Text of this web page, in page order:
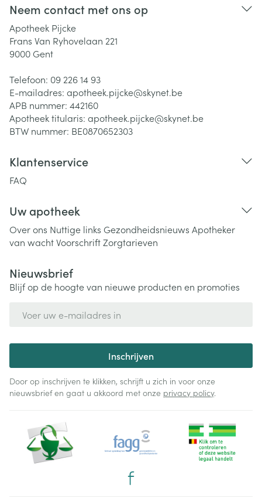
Neem contact met ons op
Apotheek Pijcke
Frans Van Ryhovelaan 221
9000 Gent
Telefoon: 09 226 14 93
E-mailadres: apotheek.pijcke@skynet.be
APB nummer: 442160
Apotheek titularis: apotheek.pijcke@skynet.be
BTW nummer: BE0870652303
Klantenservice
FAQ
Uw apotheek
Over ons Nuttige links Gezondheidsnieuws Apotheker
van wachtVoorschriftZorgtarieven
Nieuwsbrief
Blijf op de hoogte van nieuwe producten en promoties
Inschrijven
Door op inschrijven te klikken, schrijft u zich in voor onze
nieuwsbrief en gaat u akkoord met onze privacy policy.